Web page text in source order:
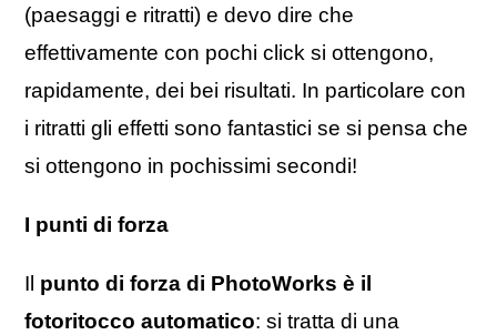
(paesaggi e ritratti) e devo dire che
effettivamente con pochi click si ottengono,
rapidamente, dei bei risultati. In particolare con
i ritratti gli effetti sono fantastici se si pensa che
si ottengono in pochissimi secondi!
I punti di forza
Il punto di forza di PhotoWorks è il
fotoritocco automatico: si tratta di una